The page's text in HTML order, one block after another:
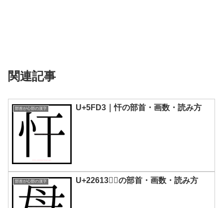
関連記事
部首が心部の漢字 U+5FD3｜忓の部首・画数・読み方
部首が心部の漢字 U+22613｜𢘓の部首・画数・読み方